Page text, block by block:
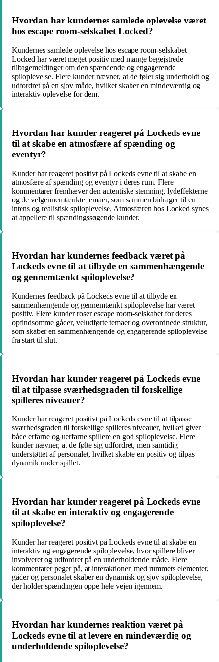
Hvordan har kundernes samlede oplevelse været
hos escape room-selskabet Locked?
Kundernes samlede oplevelse hos escape room-selskabet
Locked har været meget positiv med mange begejstrede
tilbagemeldinger om den spændende og engagerende
spiloplevelse. Flere kunder nævner, at de føler sig underholdt og
udfordret på en sjov måde, hvilket skaber en mindeværdig og
interaktiv oplevelse for dem.
Hvordan har kunder reageret på Lockeds evne
til at skabe en atmosfære af spænding og
eventyr?
Kunder har reageret positivt på Lockeds evne til at skabe en
atmosfære af spænding og eventyr i deres rum. Flere
kommentarer fremhæver den autentiske stemning, lydeffekterne
og de velgennemtænkte temaer, som sammen bidrager til en
intens og realistisk spiloplevelse. Atmosfæren hos Locked synes
at appellere til spændingssøgende kunder.
Hvordan har kundernes feedback været på
Lockeds evne til at tilbyde en sammenhængende
og gennemtænkt spiloplevelse?
Kundernes feedback på Lockeds evne til at tilbyde en
sammenhængende og gennemtænkt spiloplevelse har været
positiv. Flere kunder roser escape room-selskabet for deres
opfindsomme gåder, veludførte temaer og overordnede struktur,
som skaber en sammenhængende og engagerende spiloplevelse
fra start til slut.
Hvordan har kunder reageret på Lockeds evne
til at tilpasse sværhedsgraden til forskellige
spilleres niveauer?
Kunder har reageret positivt på Lockeds evne til at tilpasse
sværhedsgraden til forskellige spilleres niveauer, hvilket giver
både erfarne og uerfarne spillere en god spiloplevelse. Flere
kunder nævner, at de følte sig udfordret, men samtidig
understøttet af personalet, hvilket skabte en positiv og tilpas
dynamik under spillet.
Hvordan har kunder reageret på Lockeds evne
til at skabe en interaktiv og engagerende
spiloplevelse?
Kunder har reageret positivt på Lockeds evne til at skabe en
interaktiv og engagerende spiloplevelse, hvor spillere bliver
involveret og udfordret på en underholdende måde. Flere
kommentarer peger på, at interaktionen med rummets elementer,
gåder og personalet skaber en dynamisk og sjov spiloplevelse,
der holder spændingen oppe hele vejen igennem.
Hvordan har kundernes reaktion været på
Lockeds evne til at levere en mindeværdig og
underholdende spiloplevelse?